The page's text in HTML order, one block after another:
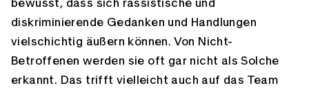
bewusst, dass sich rassistische und
diskriminierende Gedanken und Handlungen
vielschichtig äußern können. Von Nicht-
Betroffenen werden sie oft gar nicht als Solche
erkannt. Das trifft vielleicht auch auf das Team